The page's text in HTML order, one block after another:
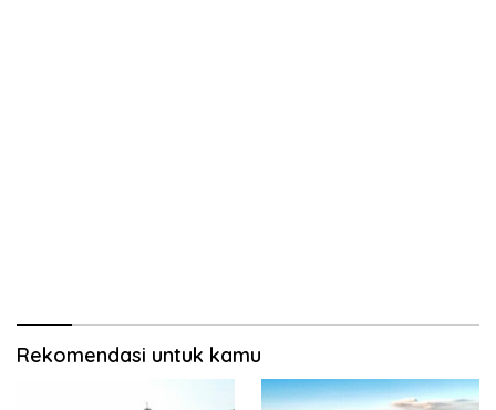
Rekomendasi untuk kamu